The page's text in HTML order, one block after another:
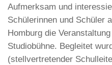
Aufmerksam und
Schülerinnen und Schüler
Homburg die
Studiobühne. Begleitet
(stellvertretender